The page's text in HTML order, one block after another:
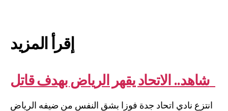
إقرأ المزيد
شاهد.. الاتحاد يقهر الرياض بهدف قاتل
انتزع نادي اتحاد جدة فوزا بشق النفس من ضيفه الرياض